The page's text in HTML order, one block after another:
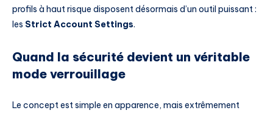
profils à haut risque disposent désormais d’un outil puissant :
les Strict Account Settings.
Quand la sécurité devient un véritable
mode verrouillage
Le concept est simple en apparence, mais extrêmement